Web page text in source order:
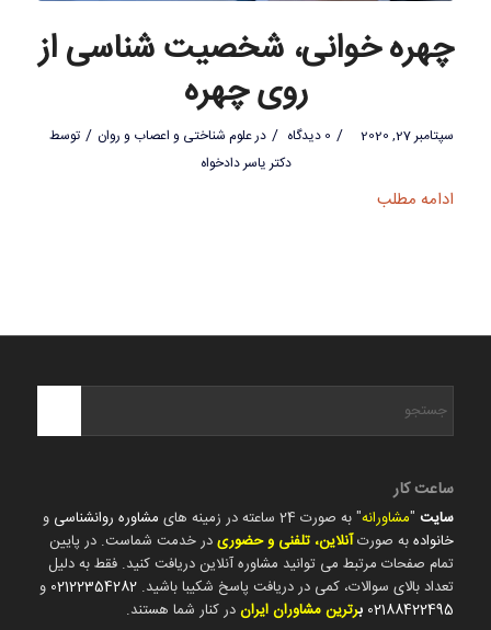
چهره خوانی، شخصیت شناسی از
روی چهره
سپتامبر 27, 2020 / 0 دیدگاه / درعلوم شناختی و اعصاب و روان / توسط
دکتر یاسر دادخواه
ادامه مطلب
ساعت کار
سایت"مشاورانه" به صورت 24 ساعته در زمینه های مشاوره روانشناسی و
خانوادهبه صورتآنلاین، تلفنی و حضوریدر خدمت شماست. در پایین
تمام صفحات مرتبط می توانید مشاوره آنلاین دریافت کنید. فقط به دلیل
تعداد بالای سوالات، کمی در دریافت پاسخ شکیبا باشید. 02122354282 و
02188422495 برترین مشاوران ایراندر کنار شما هستند.